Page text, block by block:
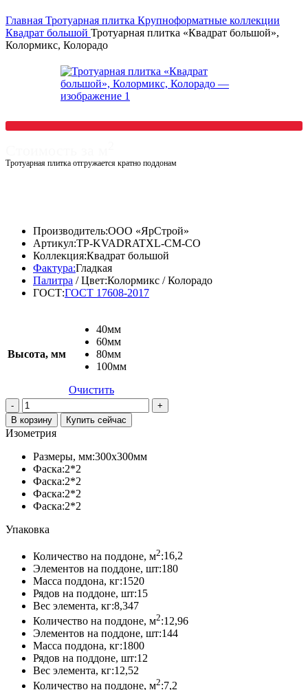
Главная Тротуарная плитка Крупноформатные коллекции
Квадрат большой Тротуарная плитка «Квадрат большой»,
Колормикс, Колорадо
Тротуарная плитка отгружается кратно поддонам
Производитель:ООО «ЯрСтрой»
Артикул:TP-KVADRATXL-CM-CO
Коллекция:Квадрат большой
Фактура:Гладкая
Палитра / Цвет:Колормикс / Колорадо
ГОСТ:ГОСТ 17608-2017
Высота, мм
40мм
60мм
80мм
100мм
Очистить
Количество
товара
Тротуарная
плитка
«Квадрат
большой»,
Колормикс,
Колорадо
В корзину Купить сейчас
Изометрия
Размеры, мм:300х300мм
Фаска:2*2
Фаска:2*2
Фаска:2*2
Фаска:2*2
Упаковка
Количество на поддоне, м2:16,2
Элементов на поддоне, шт:180
Масса поддона, кг:1520
Рядов на поддоне, шт:15
Вес элемента, кг:8,347
Количество на поддоне, м2:12,96
Элементов на поддоне, шт:144
Масса поддона, кг:1800
Рядов на поддоне, шт:12
Вес элемента, кг:12,52
Количество на поддоне, м2:7,2